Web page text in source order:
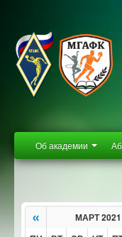
Об академии
« МАРТ 2021